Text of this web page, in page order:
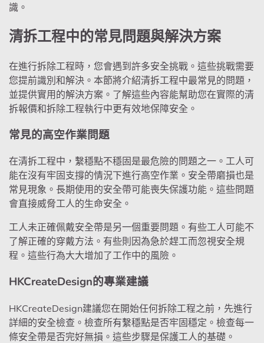
識。
清拆工程中的常見問題與解決方案
在進行拆除工程時，您會遇到許多安全挑戰。這些挑戰需要
您提前識別和解決。本節將介紹清拆工程中最常見的問題，
並提供實用的解決方案。了解這些內容能幫助您在實際的清
拆報價和拆除工程執行中更有效地保障安全。
常見的高空作業問題
在清拆工程中，繫穩點不穩固是最危險的問題之一。工人可
能在沒有牢固支撐的情況下進行高空作業。安全帶磨損也是
常見現象。長期使用的安全帶可能喪失保護功能。這些問題
會直接威脅工人的生命安全。
工人未正確佩戴安全帶是另一個重要問題。有些工人可能不
了解正確的穿戴方法。有些則因為急於趕工而忽視安全規
程。這些行為大大增加了工作中的風險。
HKCreateDesign的專業建議
HKCreateDesign建議您在開始任何拆除工程之前，先進行
詳細的安全檢查。檢查所有繫穩點是否牢固穩定。檢查每一
條安全帶是否完好無損。這些步驟是保護工人的基礎。